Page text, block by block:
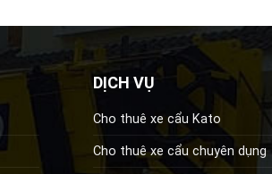
DỊCH VỤ
Cho thuê xe cẩu Kato
Cho thuê xe cẩu chuyên dụng